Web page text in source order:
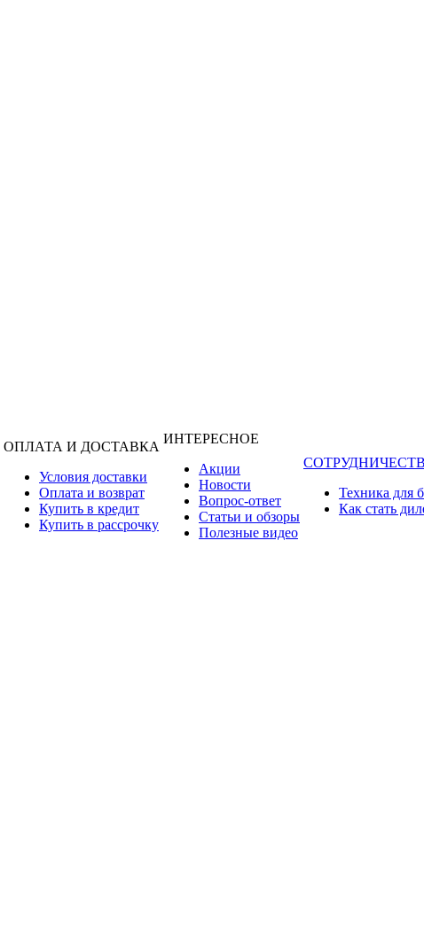
ОПЛАТА И ДОСТАВКА
Условия доставки
Оплата и возврат
Купить в кредит
Купить в рассрочку
ИНТЕРЕСНОЕ
Акции
Новости
Вопрос-ответ
Статьи и обзоры
Полезные видео
Техника для
Как стать